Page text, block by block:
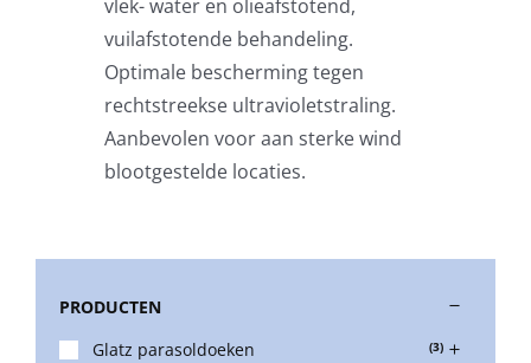
Horeca parasols
Muurparasols
vlek- water en olieafstotend,
vuilafstotende behandeling.
Optimale bescherming tegen
rechtstreekse ultravioletstraling.
Aanbevolen voor aan sterke wind
blootgestelde locaties.
PRODUCTEN
Glatz parasoldoeken
(3)